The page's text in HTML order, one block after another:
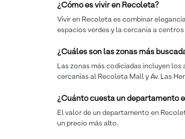
¿Cómo es vivir en Recoleta?
Vivir en Recoleta es combinar
espacios verdes y la cercanía a
¿Cuáles son las zonas más
Las zonas más codiciadas incluyen
cercanías al Recoleta Mall y Av. Las
¿Cuánto cuesta un departamento
El valor de un departamento en
un precio más alto.